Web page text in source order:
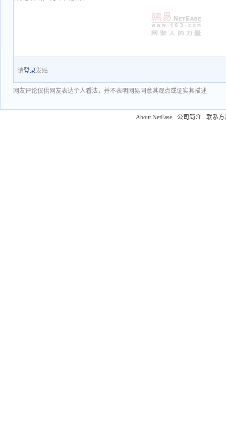
请登录发贴
网友评论仅供网友表达个人看法，并不表明网易同意其观点或证实其描述
About NetEase - 公司简介 - 联系方